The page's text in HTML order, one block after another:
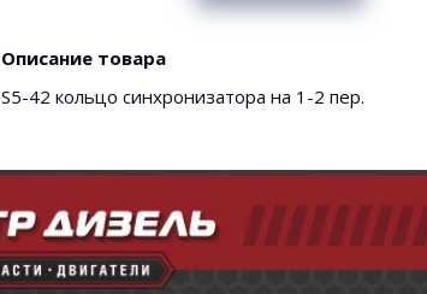
Описание товара
S5-42 кольцо синхронизатора на 1-2 пер.